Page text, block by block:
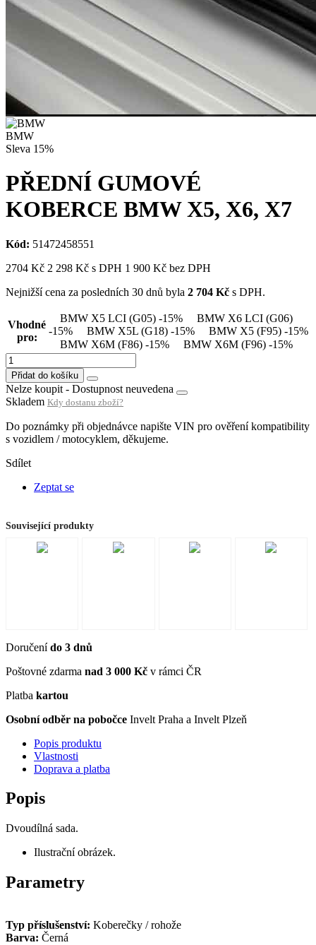
BMW
Sleva 15%
PŘEDNÍ GUMOVÉ
KOBERCE BMW X5, X6, X7
Kód: 51472458551
2704 Kč 2 298 Kč s DPH 1 900 Kč bez DPH
Nejnižší cena za posledních 30 dnů byla 2 704 Kč s DPH.
Vhodné
pro:
BMW X5 LCI (G05) -15%
BMW X6 LCI (G06)
-15%
BMW X5L (G18) -15% BMW X5 (F95) -15%
BMW X6M (F86) -15% BMW X6M (F96) -15%
Přidat do košíku
Nelze koupit - Dostupnost neuvedena
Skladem Kdy dostanu zboží?
Do poznámky při objednávce napište VIN pro ověření kompatibility
s vozidlem / motocyklem, děkujeme.
Sdílet
Zeptat se
Související produkty
Doručenído 3 dnů
Poštovné zdarma nad 3 000 Kč v rámci ČR
Platba kartou
Osobní odběr na pobočce Invelt Praha a Invelt Plzeň
Popis produktu
Vlastnosti
Doprava a platba
Popis
Dvoudílná sada.
Ilustrační obrázek.
Parametry
Typ příslušenství: Koberečky / rohože
Barva: Černá